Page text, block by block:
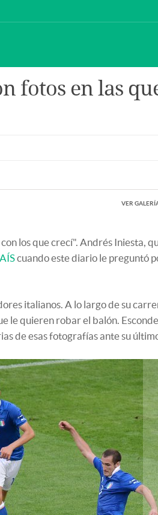
fotos en las
VER
los que crecí". Andrés Iniesta,
cuando este diario le preguntó
italianos. A lo largo de su
le quieren robar el balón.
de esas fotografías ante su